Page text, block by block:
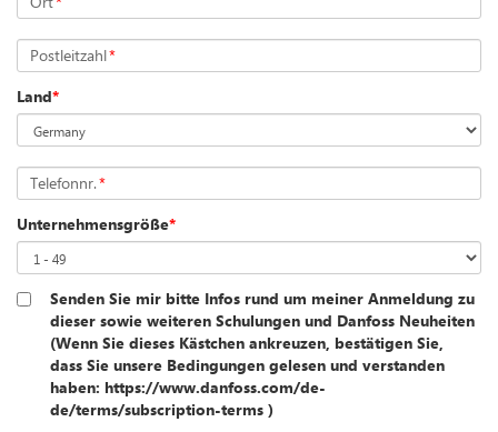
Postleitzahl*
Land*
Telefonnr.*
Unternehmensgröße*
Senden Sie mir bitte Infos rund um meiner Anmeldung zu
dieser sowie weiteren Schulungen und Danfoss Neuheiten
(Wenn Sie dieses Kästchen ankreuzen, bestätigen Sie,
dass Sie unsere Bedingungen gelesen und verstanden
haben: https://www.danfoss.com/de-
de/terms/subscription-terms )